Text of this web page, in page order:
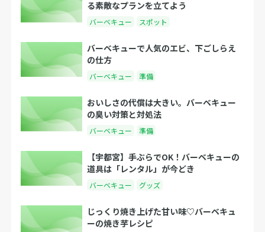
る素敵なプランを立てよう
バーベキュー スポット
バーベキューで人気のエビ、下ごしらえ
の仕方
バーベキュー 準備
おいしさの代償は大きい。バーベキュー
の臭い対策と対処法
バーベキュー 準備
【宇都宮】手ぶらでOK！バーベキューの
道具は「レンタル」が今どき
バーベキュー グッズ
じっくり焼き上げた甘い味♡バーベキュ
ーの焼き芋レシピ